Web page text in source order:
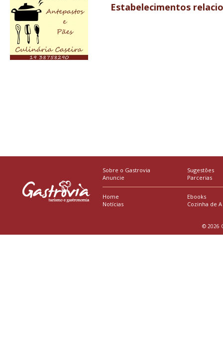
Estabelecimentos
Sobre o Gastrovia
Anuncie
Sugestões
Parcerias
Home
Notícias
Ebooks
Cozinha de A
© 2026